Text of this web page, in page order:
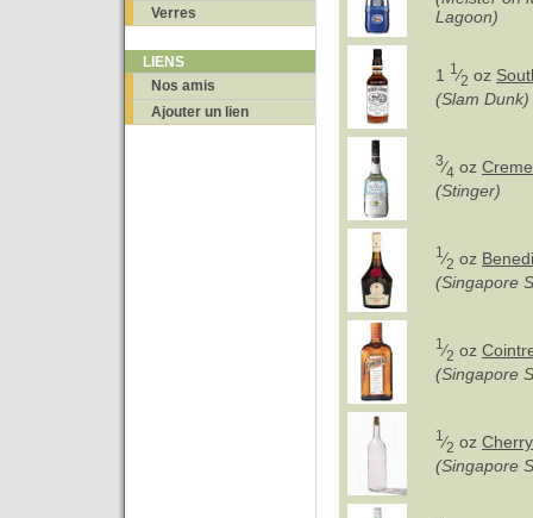
Verres
LIENS
Nos amis
Ajouter un lien
Lagoon)
1 1⁄2 oz
(Slam Dunk)
3⁄4 oz
(Stinger)
1⁄2 oz
(Singapore
1⁄2 oz
(Singapore
1⁄2 oz
(Singapore